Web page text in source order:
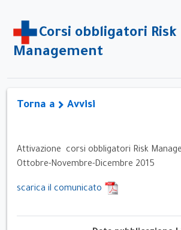
Corsi obbligatori Risk
Management
Torna a Avvisi
Attivazione corsi obbligatori Risk
Ottobre-Novembre-Dicembre 2015
scarica il comunicato